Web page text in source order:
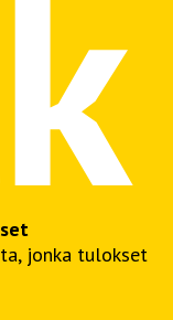
jonka tulokset